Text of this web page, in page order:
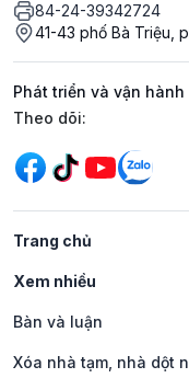
84-24-39342724
41-43 phố Bà Triệu,
Phát triển và vận
Mạng xã hội
Theo dõi:
Trang chủ
Xem nhiều
Bàn và luận
Xóa nhà tạm, nhà dột